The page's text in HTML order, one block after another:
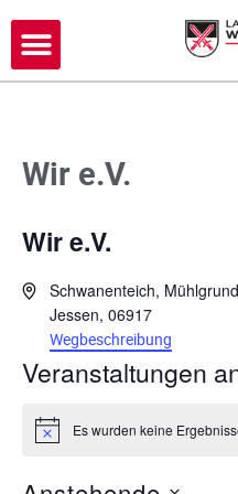
Wir e.V.
Wir e.V.
A
e
s
Schwanenteich,
Jessen, 06917
Wegbeschreibung
Veranstaltungen
H
w
Es wurden keine